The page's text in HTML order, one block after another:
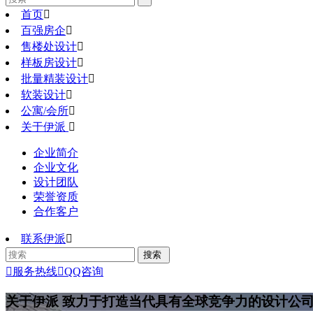
首页
百强房企
售楼处设计
样板房设计
批量精装设计
软装设计
公寓/会所
关于伊派 
企业简介
企业文化
设计团队
荣誉资质
合作客户
联系伊派
 服务热线QQ咨询
关于伊派 致力于打造当代具有全球竞争力的设计公